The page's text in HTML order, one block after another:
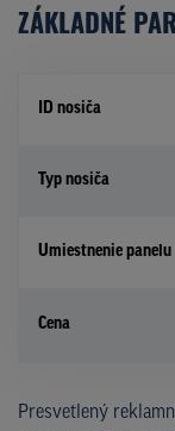
ZÁKLADNÉ
ID nosiča
Typ nosiča
Umiestnenie panelu
Cena
Presvetlený